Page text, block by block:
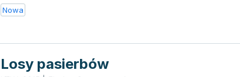
Nowa
Losy pasierbów